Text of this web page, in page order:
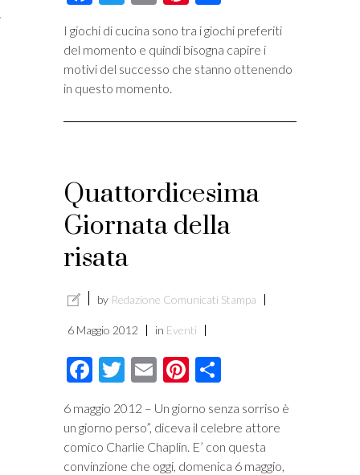
I giochi di cucina sono tra i giochi preferiti
del momento e quindi bisogna capire i
motivi del successo che stanno ottenendo
in questo momento.
Quattordicesima
Giornata della
risata
by Redazione Comunicati Stampa
6 Maggio 2012 in Eventi
Facebook
Twitter
EmailPinterest
6 maggio 2012 – Un giorno senza sorriso è
un giorno perso”, diceva il celebre attore
comico Charlie Chaplin. E’ con questa
convinzione che oggi, domenica 6 maggio,